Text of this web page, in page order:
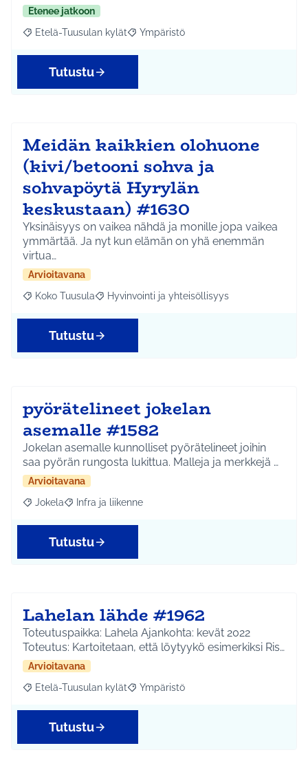
Etenee jatkoon
Rajaa tulokset aihepiirin mukaan: Etelä-Tuusulan kylät
Etelä-Tuusulan kylät Rajaa tulokset teeman mukaan:
Ympäristö
Tutustu
Meidän kaikkien olohuone
(kivi/betooni sohva ja
sohvapöytä Hyrylän
keskustaan) #1630
Yksinäisyys on vaikea nähdä ja monille jopa vaikea
ymmärtää. Ja nyt kun elämän on yhä enemmän
virtua…
Arvioitavana
Rajaa tulokset aihepiirin mukaan: Koko Tuusula
Koko Tuusula Rajaa tulokset teeman mukaan: Hyvinvointi ja
Hyvinvointi ja yhteisöllisyys
Tutustu
pyörätelineet jokelan
asemalle #1582
Jokelan asemalle kunnolliset pyörätelineet joihin
saa pyörän rungosta lukittua. Malleja ja merkkejä …
Arvioitavana
Rajaa tulokset aihepiirin mukaan: Jokela
Jokela Rajaa tulokset teeman mukaan: Infra ja liikenne
Infra ja liikenne
Tutustu
Lahelan lähde #1962
Toteutuspaikka: Lahela Ajankohta: kevät 2022
Toteutus: Kartoitetaan, että löytyykö esimerkiksi Ris…
Arvioitavana
Rajaa tulokset aihepiirin mukaan: Etelä-Tuusulan kylät
Etelä-Tuusulan kylät Rajaa tulokset teeman mukaan:
Ympäristö
Tutustu